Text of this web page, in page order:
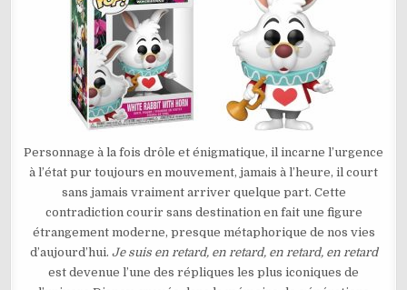
Personnage à la fois drôle et énigmatique, il incarne l’urgence
à l’état pur toujours en mouvement, jamais à l’heure, il court
sans jamais vraiment arriver quelque part. Cette
contradiction courir sans destination en fait une figure
étrangement moderne, presque métaphorique de nos vies
d’aujourd’hui. Je suis en retard, en retard, en retard, en retard
est devenue l’une des répliques les plus iconiques de